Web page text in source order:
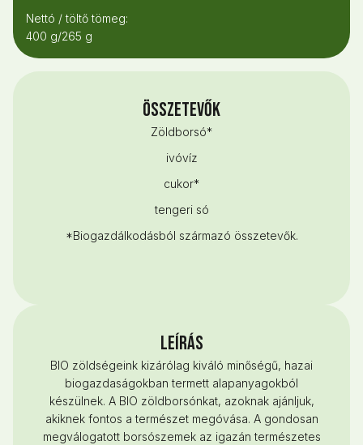
Nettó / töltő tömeg:
400 g/265 g
Összetevők
Zöldborsó*
ivóvíz
cukor*
tengeri só
*Biogazdálkodásból származó összetevők.
LEÍRÁS
BIO zöldségeink kizárólag kiváló minőségű, hazai
biogazdaságokban termett alapanyagokból
készülnek. A BIO zöldborsónkat, azoknak ajánljuk,
akiknek fontos a természet megóvása. A gondosan
megválogatott borsószemek az igazán természetes